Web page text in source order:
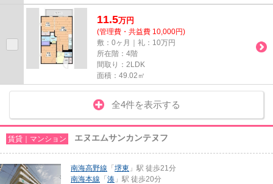
11.5万円
(管理費・共益費 10,000円)
敷：0ヶ月｜礼：10万円
所在階：4階
間取り：2LDK
面積：49.02㎡
全4件を表示する
賃貸｜マンション エヌエムサンカンテヌフ
南海高野線 「 堺東 」駅 徒歩21分
南海本線 「 湊 」駅 徒歩20分